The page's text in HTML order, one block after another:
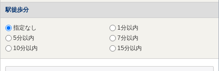
横浜市 金沢区
横浜市 港南区
横浜市 旭区
横浜市 緑区
横浜市 栄区（6件）
駅徒歩分
指定なし
1分以内
5分以内
7分以内
10分以内
15分以内